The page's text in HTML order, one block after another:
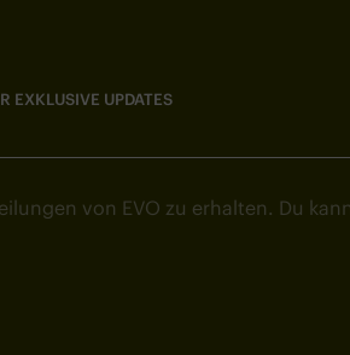
EXKLUSIVE UPDATES
von EVO zu erhalten. Du